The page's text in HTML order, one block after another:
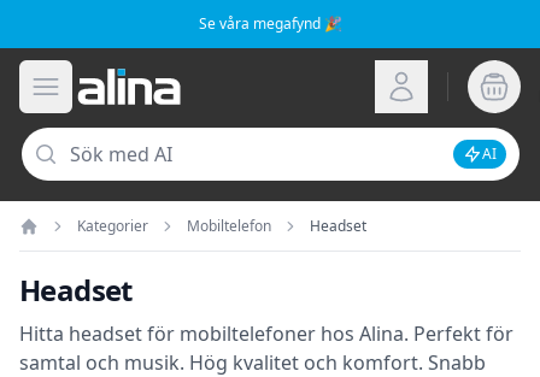
Se våra megafynd 🎉
Öppna meny
Alina.se Logga in
Sök
AI
Hem
Kategorier Mobiltelefon Headset
Headset
Hitta headset för mobiltelefoner hos Alina. Perfekt för
samtal och musik. Hög kvalitet och komfort. Snabb